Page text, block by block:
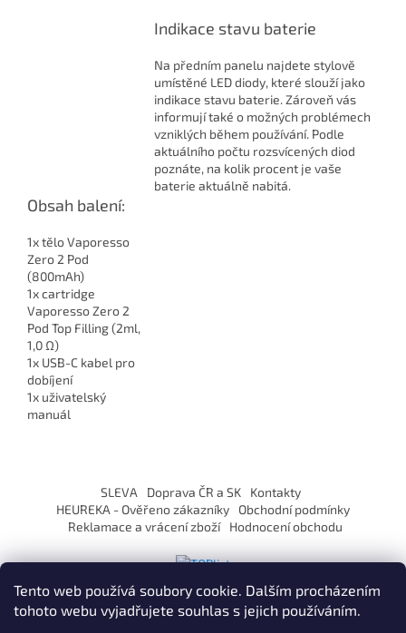
Tento web používá soubory cookie. Dalším procházením
tohoto webu vyjadřujete souhlas s jejich používáním.
Indikace stavu baterie
Na předním panelu najdete stylově
umístěné LED diody, které slouží jako
indikace stavu baterie. Zároveň vás
informují také o možných problémech
vzniklých během používání. Podle
aktuálního počtu rozsvícených diod
poznáte, na kolik procent je vaše
baterie aktuálně nabitá.
Obsah balení:
1x tělo Vaporesso
Zero 2 Pod
(800mAh)
1x cartridge
Vaporesso Zero 2
Pod Top Filling (2ml,
1,0 Ω)
1x USB-C kabel pro
dobíjení
1x uživatelský
manuál
í
SLEVA Doprava ČR a SK
Kontakty
HEUREKA - Ověřeno zákazníky
Obchodní podmínky
Reklamace a vrácení zboží
Hodnocení obchodu